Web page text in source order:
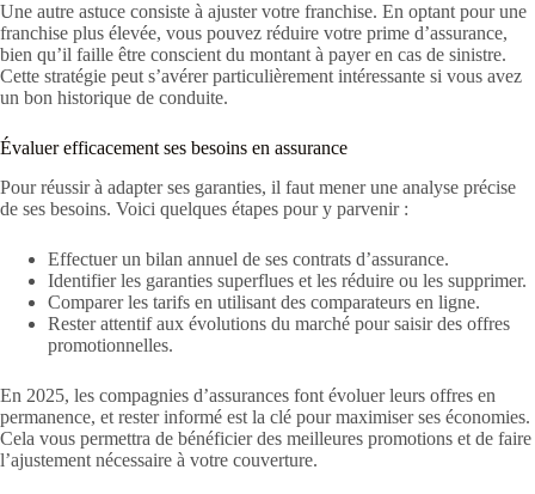
Une autre astuce consiste à ajuster votre franchise. En optant pour une
franchise plus élevée, vous pouvez réduire votre prime d’assurance,
bien qu’il faille être conscient du montant à payer en cas de sinistre.
Cette stratégie peut s’avérer particulièrement intéressante si vous avez
un bon historique de conduite.
Évaluer efficacement ses besoins en assurance
Pour réussir à adapter ses garanties, il faut mener une analyse précise
de ses besoins. Voici quelques étapes pour y parvenir :
Effectuer un bilan annuel de ses contrats d’assurance.
Identifier les garanties superflues et les réduire ou les supprimer.
Comparer les tarifs en utilisant des comparateurs en ligne.
Rester attentif aux évolutions du marché pour saisir des offres
promotionnelles.
En 2025, les compagnies d’assurances font évoluer leurs offres en
permanence, et rester informé est la clé pour maximiser ses économies.
Cela vous permettra de bénéficier des meilleures promotions et de faire
l’ajustement nécessaire à votre couverture.